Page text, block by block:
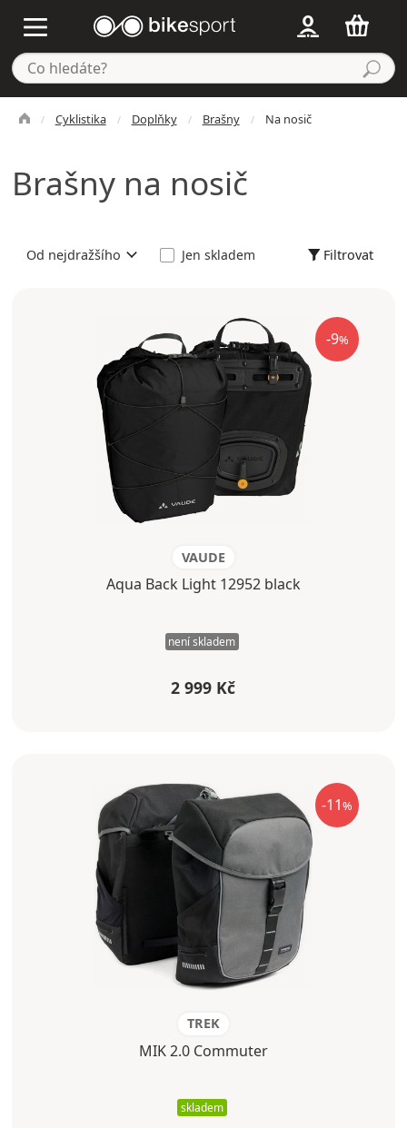
Cyklistika Doplňky Brašny Na nosič
Brašny na nosič
Od nejdražšího Jen skladem Filtrovat
-9%
VAUDE
Aqua Back Light 12952 black
není skladem
2 999 Kč
-11%
TREK
MIK 2.0 Commuter
skladem